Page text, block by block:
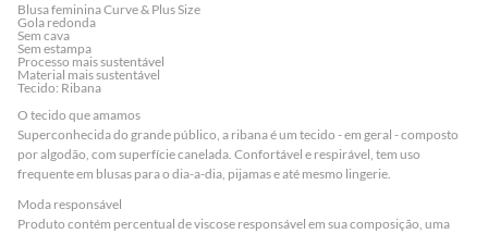
Blusa feminina Curve & Plus Size
Gola redonda
Sem cava
Sem estampa
Processo mais sustentável
Material mais sustentável
Tecido: Ribana
O tecido que amamos
Superconhecida do grande público, a ribana é um tecido - em geral - composto
por algodão, com superfície canelada. Confortável e respirável, tem uso
frequente em blusas para o dia-a-dia, pijamas e até mesmo lingerie.
Moda responsável
Produto contém percentual de viscose responsável em sua composição, uma